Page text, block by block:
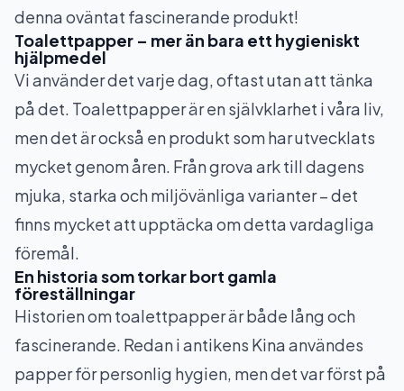
denna oväntat fascinerande produkt!
Toalettpapper – mer än bara ett hygieniskt
hjälpmedel
Vi använder det varje dag, oftast utan att tänka
på det. Toalettpapper är en självklarhet i våra liv,
men det är också en produkt som har utvecklats
mycket genom åren. Från grova ark till dagens
mjuka, starka och miljövänliga varianter – det
finns mycket att upptäcka om detta vardagliga
föremål.
En historia som torkar bort gamla
föreställningar
Historien om toalettpapper är både lång och
fascinerande. Redan i antikens Kina användes
papper för personlig hygien, men det var först på